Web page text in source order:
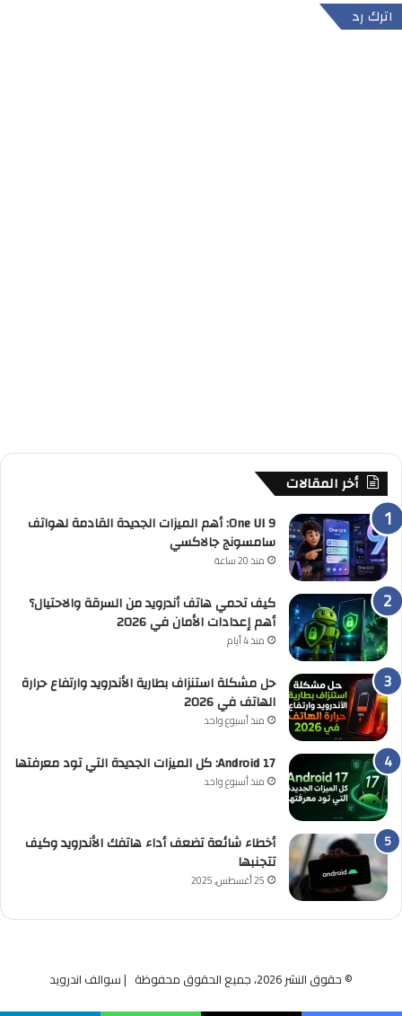
اترك رد
أخر المقالات
One UI 9: أهم الميزات الجديدة القادمة لهواتف
سامسونج جالاكسي
منذ 20 ساعة
كيف تحمي هاتف أندرويد من السرقة والاحتيال؟
أهم إعدادات الأمان في 2026
منذ 4 أيام
حل مشكلة استنزاف بطارية الأندرويد وارتفاع حرارة
الهاتف في 2026
منذ أسبوع واحد
Android 17: كل الميزات الجديدة التي تود معرفتها
منذ أسبوع واحد
أخطاء شائعة تضعف أداء هاتفك الأندرويد وكيف
تتجنبها
25 أغسطس, 2025
© حقوق النشر 2026، جميع الحقوق محفوظة | سوالف اندرويد